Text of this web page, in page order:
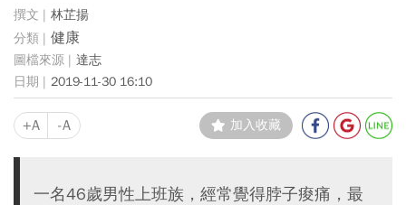
林芷揚
健康
達志
2019-11-30 16:10
+A -A 加入收藏
一名46歲男性上班族，經常覺得脖子痠痛，最